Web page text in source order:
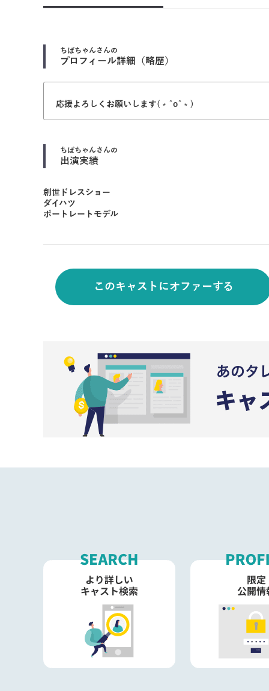
ちばちゃん さんの
プロフィール詳細（略歴）
応援よろしくお願いします(﹡ˆoˆ﹡)
ちばちゃん さんの
出演実績
創世ドレスショー
ダイハツ
ポートレートモデル
このキャストにオファーする